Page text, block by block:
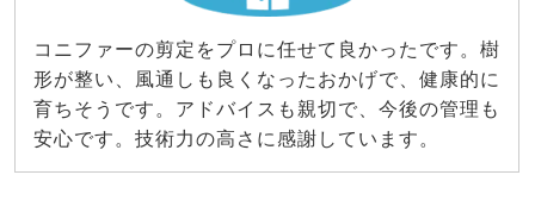
コニファーの剪定をプロに任せて良かったです。樹
形が整い、風通しも良くなったおかげで、健康的に
育ちそうです。アドバイスも親切で、今後の管理も
安心です。技術力の高さに感謝しています。